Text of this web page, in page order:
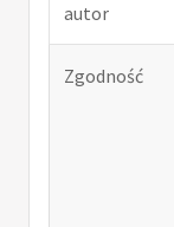
autor
Zgodność